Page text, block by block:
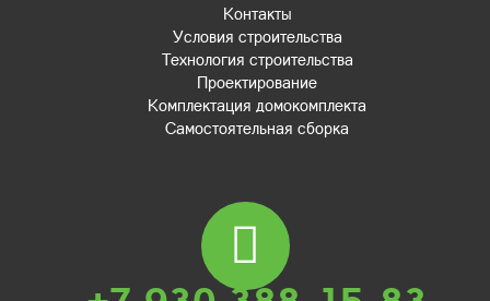
Контакты
Условия строительства
Технология строительства
Проектирование
Комплектация домокомплекта
Самостоятельная сборка